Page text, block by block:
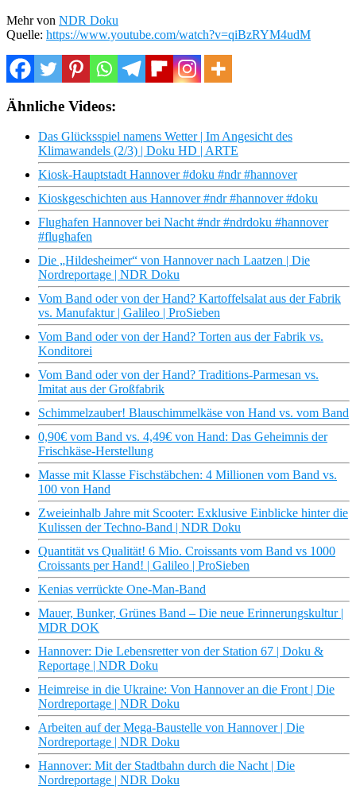
Mehr von NDR Doku
Quelle: https://www.youtube.com/watch?v=qiBzRYM4udM
Ähnliche Videos:
Das Glücksspiel namens Wetter | Im Angesicht des
Klimawandels (2/3) | Doku HD | ARTE
Kiosk-Hauptstadt Hannover #doku #ndr #hannover
Kioskgeschichten aus Hannover #ndr #hannover #doku
Flughafen Hannover bei Nacht #ndr #ndrdoku #hannover
#flughafen
Die „Hildesheimer“ von Hannover nach Laatzen | Die
Nordreportage | NDR Doku
Vom Band oder von der Hand? Kartoffelsalat aus der Fabrik
vs. Manufaktur | Galileo | ProSieben
Vom Band oder von der Hand? Torten aus der Fabrik vs.
Konditorei
Vom Band oder von der Hand? Traditions-Parmesan vs.
Imitat aus der Großfabrik
Schimmelzauber! Blauschimmelkäse von Hand vs. vom Band
0,90€ vom Band vs. 4,49€ von Hand: Das Geheimnis der
Frischkäse-Herstellung
Masse mit Klasse Fischstäbchen: 4 Millionen vom Band vs.
100 von Hand
Zweieinhalb Jahre mit Scooter: Exklusive Einblicke hinter die
Kulissen der Techno-Band | NDR Doku
Quantität vs Qualität! 6 Mio. Croissants vom Band vs 1000
Croissants per Hand! | Galileo | ProSieben
Kenias verrückte One-Man-Band
Mauer, Bunker, Grünes Band – Die neue Erinnerungskultur |
MDR DOK
Hannover: Die Lebensretter von der Station 67 | Doku &
Reportage | NDR Doku
Heimreise in die Ukraine: Von Hannover an die Front | Die
Nordreportage | NDR Doku
Arbeiten auf der Mega-Baustelle von Hannover | Die
Nordreportage | NDR Doku
Hannover: Mit der Stadtbahn durch die Nacht | Die
Nordreportage | NDR Doku